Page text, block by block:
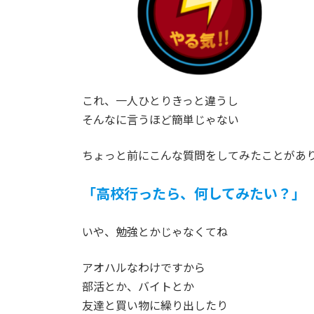
これ、一人ひとりきっと違うし
そんなに言うほど簡単じゃない
ちょっと前にこんな質問をしてみたことがあ
「高校行ったら、何してみたい？」
いや、勉強とかじゃなくてね
アオハルなわけですから
部活とか、バイトとか
友達と買い物に繰り出したり